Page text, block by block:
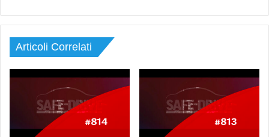
Articoli Correlati